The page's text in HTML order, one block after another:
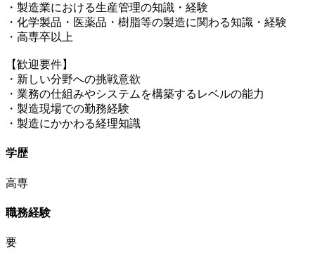
・製造業における生産管理の知識・経験
・化学製品・医薬品・樹脂等の製造に関わる知識・経験
・高専卒以上
【歓迎要件】
・新しい分野への挑戦意欲
・業務の仕組みやシステムを構築するレベルの能力
・製造現場での勤務経験
・製造にかかわる経理知識
学歴
高専
職務経験
要